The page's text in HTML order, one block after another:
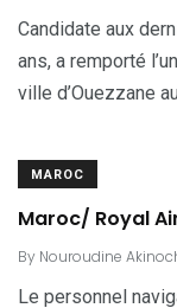
Candidate aux
ans, a remporté
ville d’Ouezzane
MAROC
Maroc/ Royal
By Nouroudine
Le personnel